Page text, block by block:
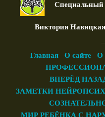
Специальный
Виктория Навицкая
Главная О сайте О
ВПЕРЁД
ЗАМЕТКИ
МИР РЕБЁНКА С